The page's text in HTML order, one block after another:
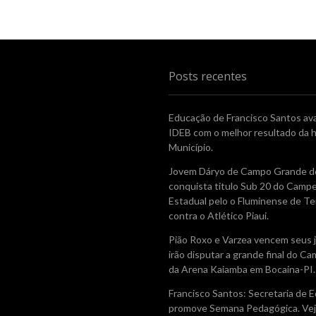
Posts recentes
Educação de Francisco Santos
IDEB com o melhor resultado da
Município.
Jovem Dáryo de Campo Grande
conquista titulo Sub 20 do
Estadual pelo o Fluminense de
contra o Atlético Piaui.
Pião Roxo e Varzea vencem seus
irão disputar a grande final do
da Arena Kaiamba em Bocaina-PI.
Francisco Santos: Secretaria de
promove Semana Pedagógica.